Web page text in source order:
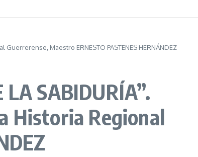
Guerrerense, Maestro ERNESTO PASTENES HERNÁNDEZ
LA SABIDURÍA”.
Historia Regional